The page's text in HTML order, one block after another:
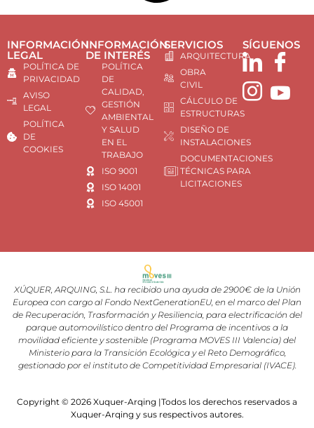
INFORMACIÓN
LEGAL
POLÍTICA DE
PRIVACIDAD
AVISO
LEGAL
POLÍTICA
DE
COOKIES
INFORMACIÓN
DE INTERÉS
POLÍTICA
DE
CALIDAD,
GESTIÓN
AMBIENTAL
Y SALUD
EN EL
TRABAJO
ISO 9001
ISO 14001
ISO 45001
SERVICIOS
ARQUITECTURA
OBRA
CIVIL
CÁLCULO DE
ESTRUCTURAS
DISEÑO DE
INSTALACIONES
DOCUMENTACIONES
TÉCNICAS PARA
LICITACIONES
SÍGUENOS
XÚQUER, ARQUING, S.L. ha recibido una ayuda de 2900€ de la Unión
Europea con cargo al Fondo NextGenerationEU, en el marco del Plan
de Recuperación, Trasformación y Resiliencia, para electrificación del
parque automovilístico dentro del Programa de incentivos a la
movilidad eficiente y sostenible (Programa MOVES III Valencia) del
Ministerio para la Transición Ecológica y el Reto Demográfico,
gestionado por el instituto de Competitividad Empresarial (IVACE).
Copyright © 2026 Xuquer-Arqing |Todos los derechos reservados a
Xuquer-Arqing y sus respectivos autores.